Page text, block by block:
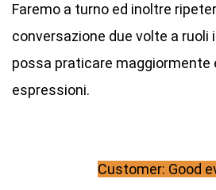
Faremo a turno ed inoltre
conversazione due volte a
possa praticare maggiormente
espressioni.
Customer: Good